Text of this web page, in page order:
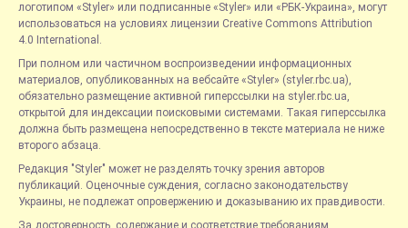
логотипом «Styler» или подписанные «Styler» или «РБК-Украина», могут
использоваться на условиях лицензии Creative Commons Attribution
4.0 International.
При полном или частичном воспроизведении информационных
материалов, опубликованных на вебсайте «Styler» (styler.rbc.ua),
обязательно размещение активной гиперссылки на styler.rbc.ua,
открытой для индексации поисковыми системами. Такая гиперссылка
должна быть размещена непосредственно в тексте материала не ниже
второго абзаца.
Редакция "Styler" может не разделять точку зрения авторов
публикаций. Оценочные суждения, согласно законодательству
Украины, не подлежат опровержению и доказыванию их правдивости.